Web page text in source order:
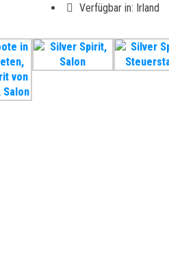
Verfügbar in: Irland